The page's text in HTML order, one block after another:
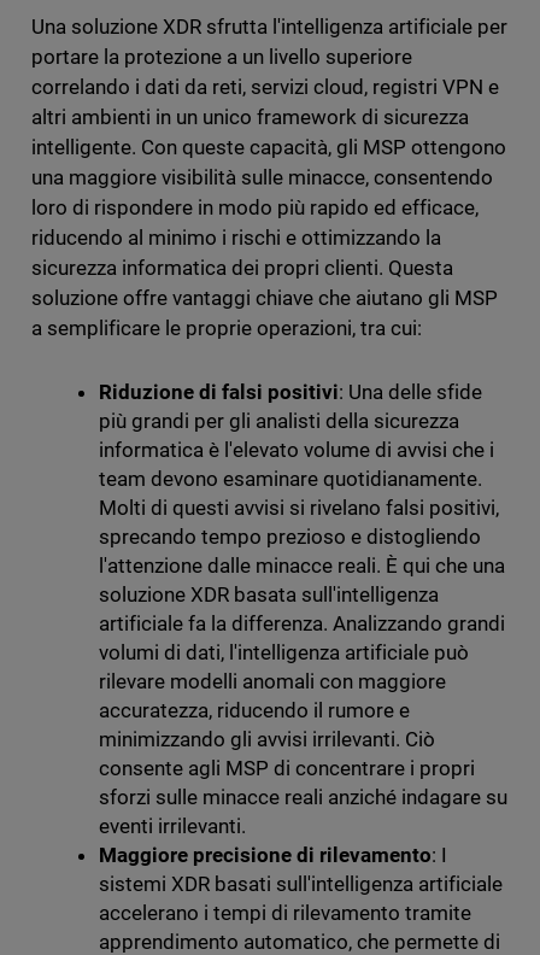
Una soluzione XDR sfrutta l'intelligenza artificiale per
portare la protezione a un livello superiore
correlando i dati da reti, servizi cloud, registri VPN e
altri ambienti in un unico framework di sicurezza
intelligente. Con queste capacità, gli MSP ottengono
una maggiore visibilità sulle minacce, consentendo
loro di rispondere in modo più rapido ed efficace,
riducendo al minimo i rischi e ottimizzando la
sicurezza informatica dei propri clienti. Questa
soluzione offre vantaggi chiave che aiutano gli MSP
a semplificare le proprie operazioni, tra cui:
Riduzione di falsi positivi: Una delle sfide
più grandi per gli analisti della sicurezza
informatica è l'elevato volume di avvisi che i
team devono esaminare quotidianamente.
Molti di questi avvisi si rivelano falsi positivi,
sprecando tempo prezioso e distogliendo
l'attenzione dalle minacce reali. È qui che una
soluzione XDR basata sull'intelligenza
artificiale fa la differenza. Analizzando grandi
volumi di dati, l'intelligenza artificiale può
rilevare modelli anomali con maggiore
accuratezza, riducendo il rumore e
minimizzando gli avvisi irrilevanti. Ciò
consente agli MSP di concentrare i propri
sforzi sulle minacce reali anziché indagare su
eventi irrilevanti.
Maggiore precisione di rilevamento: I
sistemi XDR basati sull'intelligenza artificiale
accelerano i tempi di rilevamento tramite
apprendimento automatico, che permette di